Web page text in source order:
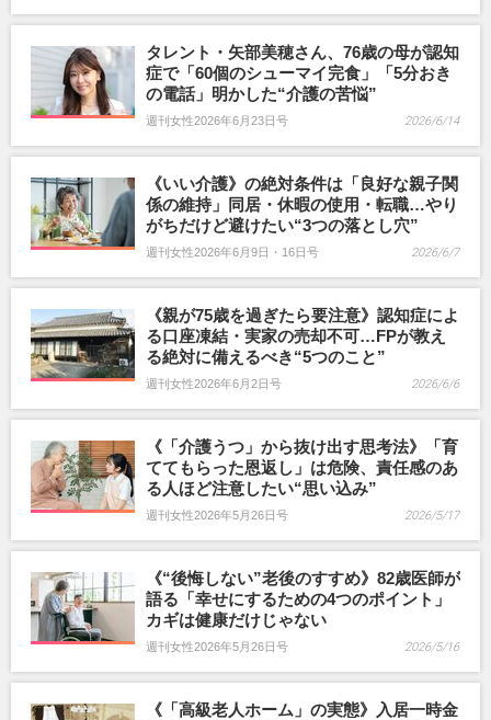
タレント・矢部美穂さん、76歳の母が認知
症で「60個のシューマイ完食」「5分おき
の電話」明かした“介護の苦悩”
週刊女性2026年6月23日号 2026/6/14
《いい介護》の絶対条件は「良好な親子関
係の維持」同居・休暇の使用・転職…やり
がちだけど避けたい“3つの落とし穴”
週刊女性2026年6月9日・16日号 2026/6/7
《親が75歳を過ぎたら要注意》認知症によ
る口座凍結・実家の売却不可…FPが教え
る絶対に備えるべき“5つのこと”
週刊女性2026年6月2日号 2026/6/6
《「介護うつ」から抜け出す思考法》「育
ててもらった恩返し」は危険、責任感のあ
る人ほど注意したい“思い込み”
週刊女性2026年5月26日号 2026/5/17
《“後悔しない”老後のすすめ》82歳医師が
語る「幸せにするための4つのポイント」
カギは健康だけじゃない
週刊女性2026年5月26日号 2026/5/16
《「高級老人ホーム」の実態》入居一時金